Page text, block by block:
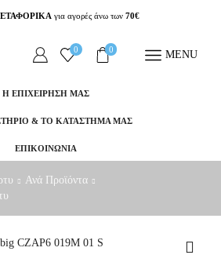
για αγορές άνω των 70€
0 0 MENU
Η ΕΠΙΧΕΙΡΗΣΗ ΜΑΣ
& ΤΟ ΚΑΤΑΣΤΗΜΑ ΜΑΣ
ΕΠΙΚΟΙΝΩΝΙΑ
Ανά Προϊόντα